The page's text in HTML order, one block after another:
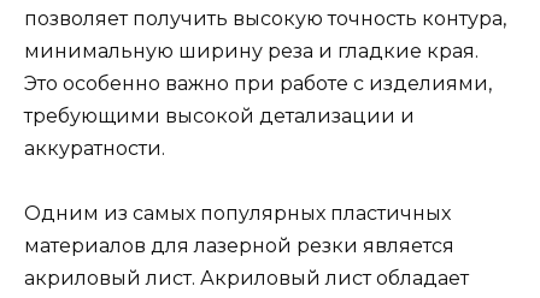
позволяет получить высокую точность контура,
минимальную ширину реза и гладкие края.
Это особенно важно при работе с изделиями,
требующими высокой детализации и
аккуратности.
Одним из самых популярных пластичных
материалов для лазерной резки является
акриловый лист. Акриловый лист обладает